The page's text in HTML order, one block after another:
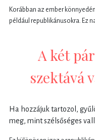
Korábban az ember
például republikánusokra. Ez
A két
szektává
Ha hozzájuk tartozol,
meg, mint szélsőséges